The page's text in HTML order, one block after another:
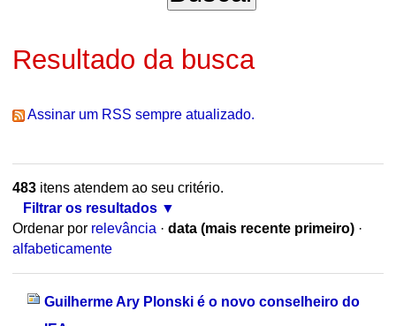
Resultado da busca
Assinar um RSS sempre atualizado.
483itens atendem ao seu critério.
Filtrar os resultados
Ordenar por relevância · data (mais recente primeiro) ·
alfabeticamente
Guilherme Ary Plonski é o novo conselheiro do